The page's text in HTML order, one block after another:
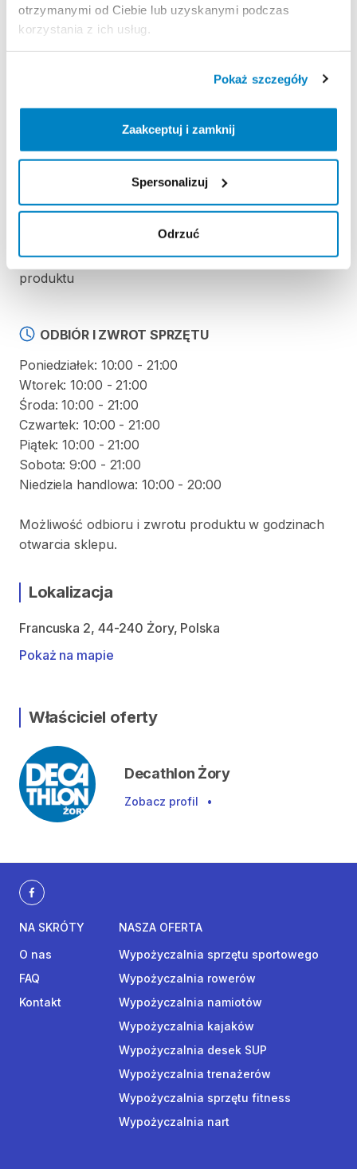
otrzymanymi od Ciebie lub uzyskanymi podczas
korzystania z ich usług.
Pokaż szczegóły
Zaakceptuj i zamknij
Spersonalizuj
Odrzuć
Strona produktu w sklepie
Nie pobieramy kaucji za wypożyczenie tego
produktu
ODBIÓR I ZWROT SPRZĘTU
Poniedziałek: 10:00 - 21:00
Wtorek: 10:00 - 21:00
Środa: 10:00 - 21:00
Czwartek: 10:00 - 21:00
Piątek: 10:00 - 21:00
Sobota: 9:00 - 21:00
Niedziela handlowa: 10:00 - 20:00
Możliwość odbioru i zwrotu produktu w godzinach
otwarcia sklepu.
Lokalizacja
Francuska 2, 44-240 Żory, Polska
Pokaż na mapie
Właściciel oferty
Decathlon Żory
Zobacz profil •
NA SKRÓTY
O nas
FAQ
Kontakt
NASZA OFERTA
Wypożyczalnia sprzętu sportowego
Wypożyczalnia rowerów
Wypożyczalnia namiotów
Wypożyczalnia kajaków
Wypożyczalnia desek SUP
Wypożyczalnia trenażerów
Wypożyczalnia sprzętu fitness
Wypożyczalnia nart